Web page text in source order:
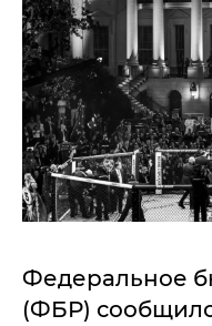
Федеральное
(ФБР)